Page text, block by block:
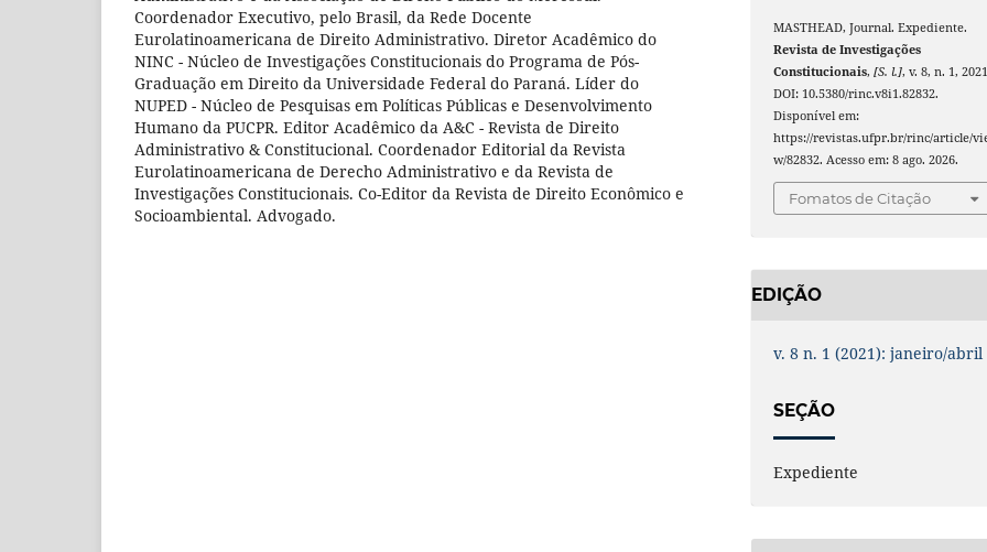
Coordenador Executivo, pelo Brasil, da Rede Docente
Eurolatinoamericana de Direito Administrativo. Diretor Acadêmico do
NINC - Núcleo de Investigações Constitucionais do Programa de Pós-
Graduação em Direito da Universidade Federal do Paraná. Líder do
NUPED - Núcleo de Pesquisas em Políticas Públicas e Desenvolvimento
Humano da PUCPR. Editor Acadêmico da A&C - Revista de Direito
Administrativo & Constitucional. Coordenador Editorial da Revista
Eurolatinoamericana de Derecho Administrativo e da Revista de
Investigações Constitucionais. Co-Editor da Revista de Direito Econômico e
Socioambiental. Advogado.
MASTHEAD, Journal. Expediente.
Revista de Investigações
Constitucionais,[S. l.], v. 8, n. 1,
DOI: 10.5380/rinc.v8i1.82832.
Disponível em:
https://revistas.ufpr.br/rinc/article/
w/82832. Acesso em: 8 ago. 2026.
Fomatos de Citação
EDIÇÃO
v. 8 n. 1 (2021): janeiro/abril
SEÇÃO
Expediente